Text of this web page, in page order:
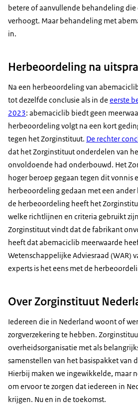
betere of aanvullende behandeling die
verhoogt. Maar behandeling met
in.
Herbeoordeling na
Na een herbeoordeling van
tot dezelfde conclusie als in de eerste
2023: abemaciclib biedt geen
herbeoordeling volgt na een kort
tegen het Zorginstituut. De rechter
dat het Zorginstituut onderdelen van
onvoldoende had onderbouwd. Het
hoger beroep gegaan tegen dit vonnis
herbeoordeling gedaan met een
de herbeoordeling heeft het
welke richtlijnen en criteria gebruikt
Zorginstituut vindt dat de fabrikant
heeft dat abemaciclib meerwaarde
Wetenschappelijke Adviesraad (WAR)
experts is het eens met de
Over Zorginstituut
Iedereen die in Nederland woont of
zorgverzekering te hebben.
overheidsorganisatie met als
samenstellen van het basispakket van
Hierbij maken we ingewikkelde, maar
om ervoor te zorgen dat iedereen in
krijgen. Nu en in de toekomst.